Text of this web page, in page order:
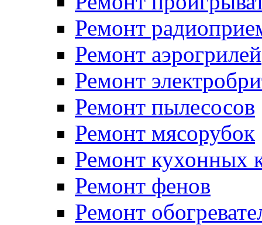
Ремонт
Ремонт аэрогрилей
Ремонт
Ремонт пылесосов
Ремонт мясорубок
Ремонт кухонных
Ремонт фенов
Ремонт